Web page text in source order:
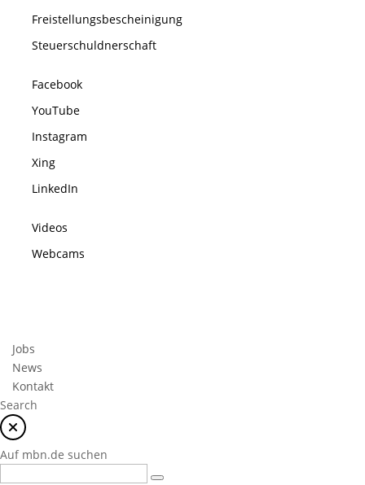
Freistellungsbescheinigung
Steuerschuldnerschaft
Facebook
YouTube
Instagram
Xing
LinkedIn
Videos
Webcams
Jobs
News
Kontakt
Search
Auf mbn.de suchen